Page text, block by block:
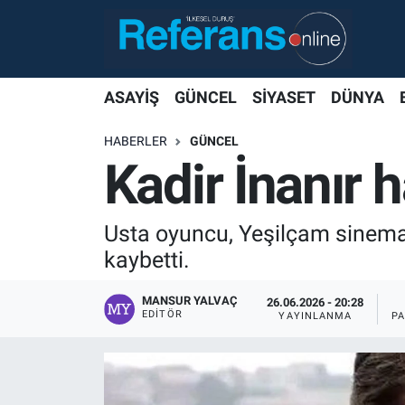
ASAYİŞ GÜNCEL SİYASET DÜNYA
HABERLER GÜNCEL
Kadir İnanır
Usta oyuncu, Yeşilçam
kaybetti.
MANSUR YALVAÇ
EDITÖR
26.06.2026 - 20:28
YAYINLANMA